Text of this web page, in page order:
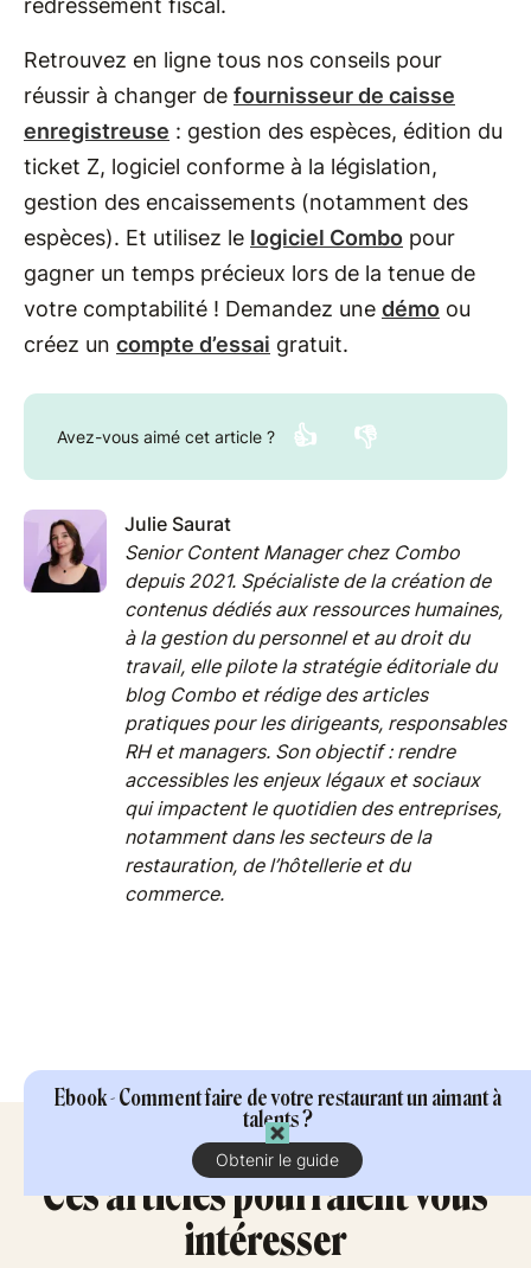
Ebook - Comment faire de votre restaurant un aimant à
talents ?
Obtenir le guide
redressement fiscal.
Retrouvez en ligne tous nos conseils pour
réussir à changer de fournisseur de caisse
enregistreuse : gestion des espèces, édition du
ticket Z, logiciel conforme à la législation,
gestion des encaissements (notamment des
espèces). Et utilisez le logiciel Combo pour
gagner un temps précieux lors de la tenue de
votre comptabilité ! Demandez une démo ou
créez un compte d’essai gratuit.
Avez-vous aimé cet article ? 👍 👎
Julie Saurat
Senior Content Manager chez Combo
depuis 2021. Spécialiste de la création de
contenus dédiés aux ressources humaines,
à la gestion du personnel et au droit du
travail, elle pilote la stratégie éditoriale du
blog Combo et rédige des articles
pratiques pour les dirigeants, responsables
RH et managers. Son objectif : rendre
accessibles les enjeux légaux et sociaux
qui impactent le quotidien des entreprises,
notamment dans les secteurs de la
restauration, de l’hôtellerie et du
commerce.
Ces articles pourraient vous
intéresser